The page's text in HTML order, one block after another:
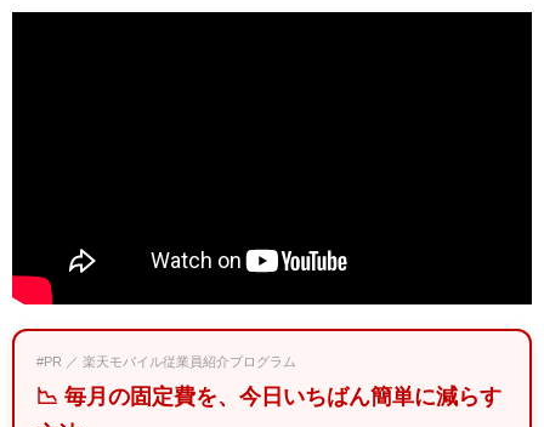
#PR ／ 楽天モバイル従業員紹介プログラム
📉 毎月の固定費を、今日いちばん簡単に減らす